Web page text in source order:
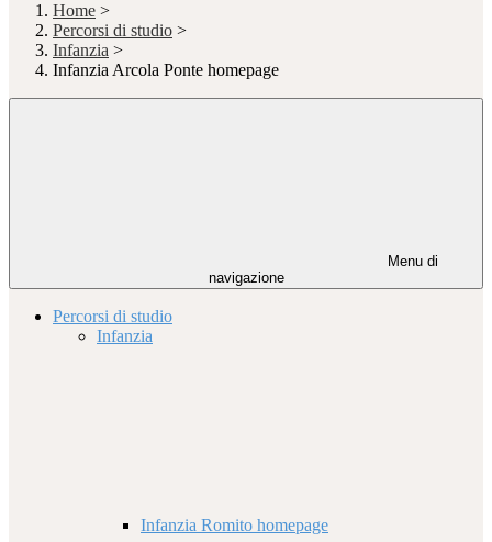
Home >
Percorsi di studio >
Infanzia >
Infanzia Arcola Ponte homepage
Menu di
navigazione
Percorsi di studio
Infanzia
Infanzia Romito homepage